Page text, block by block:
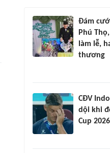
Đám
Phú
làm lễ,
thương
CĐV
dội khi
Cup 2026